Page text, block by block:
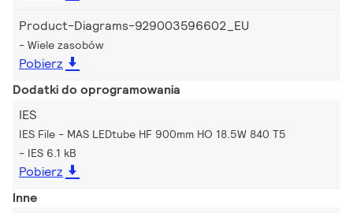
Product-Diagrams-929003596602_EU
Wiele zasobów
Pobierz
Dodatki do oprogramowania
IES
IES File - MAS LEDtube HF 900mm HO 18.5W 840 T5
IES 6.1 kB
Pobierz
Inne